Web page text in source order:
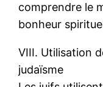
comprendre le
bonheur
VIII. Utilisation
judaïsme